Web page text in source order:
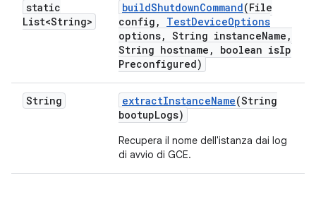
static
List<String>
buildShutdownCommand(File
config , TestDeviceOptions
options, String instanceName ,
String hostname , boolean isIp
Preconfigured)
String extractInstanceName(String
bootupLogs)
Recupera il nome dell'istanza dai log
di avvio di GCE.